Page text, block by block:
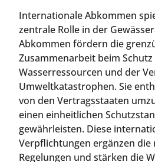
Internationale Abkommen
zentrale Rolle in der
Abkommen fördern die
Zusammenarbeit beim Schutz
Wasserressourcen und der
Umweltkatastrophen. Sie
von den Vertragsstaaten
einen einheitlichen
gewährleisten. Diese
Verpflichtungen ergänzen die
Regelungen und stärken die